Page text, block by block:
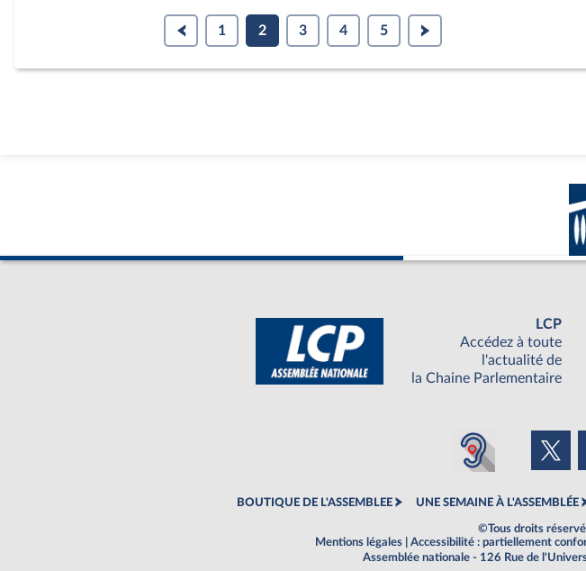
1 2 3 4 5
LCP
Accédez à toute
l'actualité de
la Chaine Parlementaire
BOUTIQUE DE L'ASSEMBLEE UNE SEMAINE À L'ASSEMBLÉE
©Tous droits
Mentions légales
Accessibilité : partiellement
Assemblée nationale - 126 Rue de